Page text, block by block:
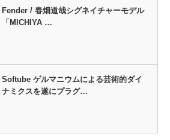
Fender / 春畑道哉シグネイチャーモデル
「MICHIYA …
Softube ゲルマニウムによる芸術的ダイ
ナミクスを遂にプラグ…